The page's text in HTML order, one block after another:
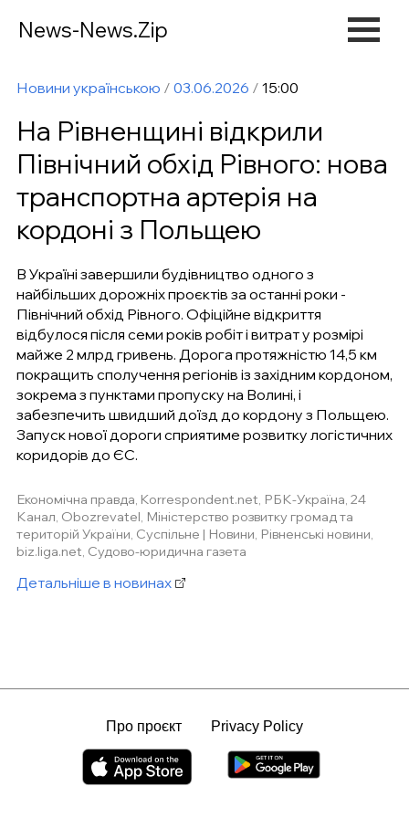
News-News.Zip
Новини українською / 03.06.2026 / 15:00
На Рівненщині відкрили
Північний обхід Рівного: нова
транспортна артерія на
кордоні з Польщею
В Україні завершили будівництво одного з
найбільших дорожніх проєктів за останні роки -
Північний обхід Рівного. Офіційне відкриття
відбулося після семи років робіт і витрат у розмірі
майже 2 млрд гривень. Дорога протяжністю 14,5 км
покращить сполучення регіонів із західним кордоном,
зокрема з пунктами пропуску на Волині, і
забезпечить швидший доїзд до кордону з Польщею.
Запуск нової дороги сприятиме розвитку логістичних
коридорів до ЄС.
Економічна правда, Korrespondent.net, РБК-Україна, 24
Канал, Obozrevatel, Міністерство розвитку громад та
територій України, Суспільне | Новини, Рівненські новини,
biz.liga.net, Судово-юридична газета
Детальніше в новинах
Про проєкт Privacy Policy